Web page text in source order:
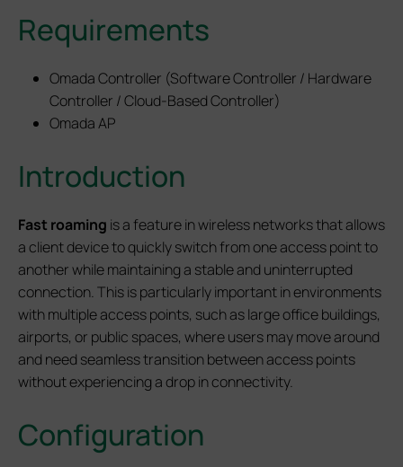
Requirements
Omada Controller (Software Controller / Hardware
Controller / Cloud-Based Controller)
Omada AP
Introduction
Fast roaming is a feature in wireless networks that allows
a client device to quickly switch from one access point to
another while maintaining a stable and uninterrupted
connection. This is particularly important in environments
with multiple access points, such as large office buildings,
airports, or public spaces, where users may move around
and need seamless transition between access points
without experiencing a drop in connectivity.
Configuration